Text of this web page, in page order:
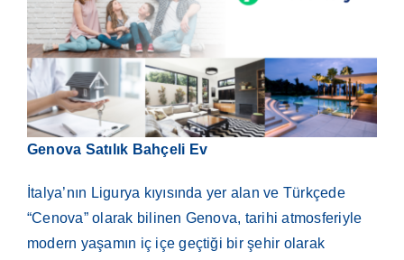
Genova Satılık Bahçeli Ev
İtalya’nın Ligurya kıyısında yer alan ve Türkçede
“Cenova” olarak bilinen Genova, tarihi atmosferiyle
modern yaşamın iç içe geçtiği bir şehir olarak